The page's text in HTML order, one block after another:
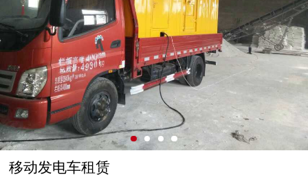
移动发电车租赁